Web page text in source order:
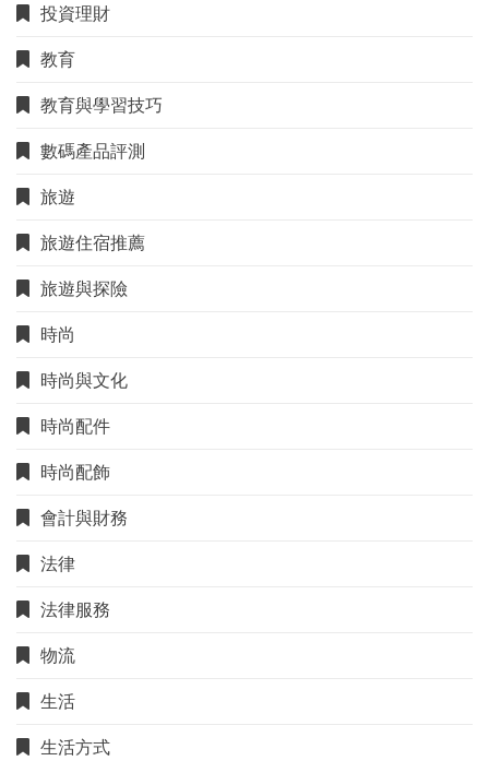
投資理財
教育
教育與學習技巧
數碼產品評測
旅遊
旅遊住宿推薦
旅遊與探險
時尚
時尚與文化
時尚配件
時尚配飾
會計與財務
法律
法律服務
物流
生活
生活方式